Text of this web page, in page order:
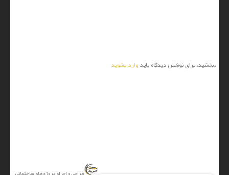
ببخشید، برای نوشتن دیدگاه باید وارد بشوید